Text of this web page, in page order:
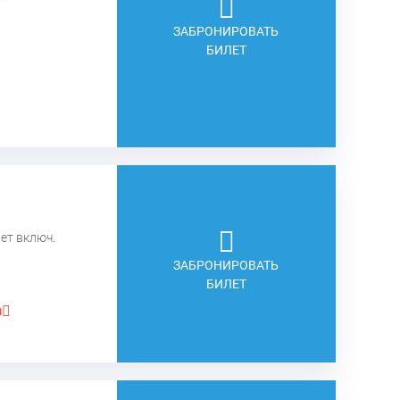
ЗАБРОНИРОВАТЬ
БИЛЕТ
включ.
ЗАБРОНИРОВАТЬ
БИЛЕТ